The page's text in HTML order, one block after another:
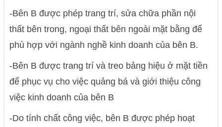
-Bên B được phép trang trí, sửa chữa phần nội
thất bên trong, ngoại thất bên ngoài mặt bằng để
phù hợp với ngành nghề kinh doanh của bên B.
-Bên B được trang trí và treo bảng hiệu ở mặt tiền
để phục vụ cho việc quảng bá và giới thiệu công
việc kinh doanh của bên B
-Do tính chất công việc, bên B được phép hoạt